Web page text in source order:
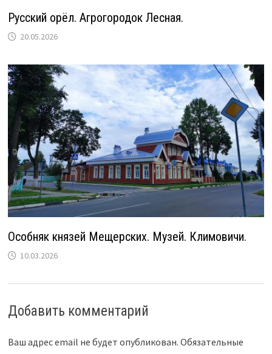
Русский орёл. Агрогородок Лесная.
20.05.2026
Особняк князей Мещерских. Музей. Климовичи.
10.03.2026
Добавить комментарий
Ваш адрес email не будет опубликован. Обязательные